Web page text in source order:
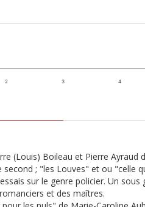
2 3 4
(Louis) Boileau et Pierre
; "les Louves" et ou "celle
sur le genre policier. Un
et des maîtres.